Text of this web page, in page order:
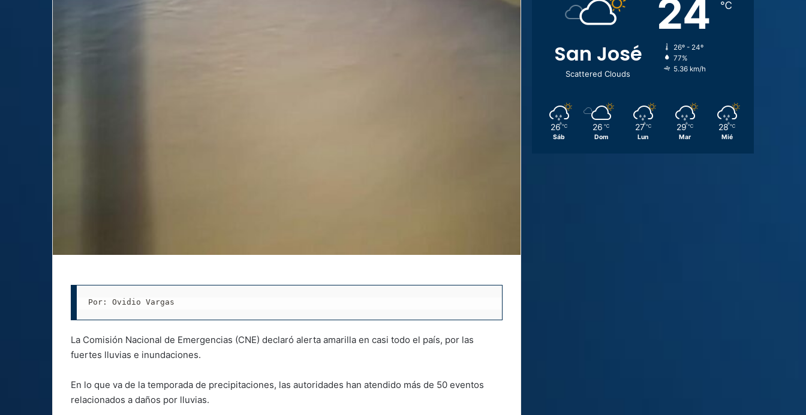
Por: Ovidio Vargas
La Comisión Nacional de Emergencias (CNE) declaró alerta amarilla en casi todo el país, por las
fuertes lluvias e inundaciones.
En lo que va de la temporada de precipitaciones, las autoridades han atendido más de 50 eventos
relacionados a daños por lluvias.
San José
Scattered Clouds
24 ℃
26º - 24º
77%
5.36 km/h
26 ℃
Sáb
26 ℃
Dom
27 ℃
Lun
29 ℃
Mar
28 ℃
Mié